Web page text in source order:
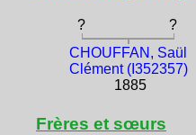
? ?
CHOUFFAN, Saül
Clément (I352357)
1885
Frères et sœurs